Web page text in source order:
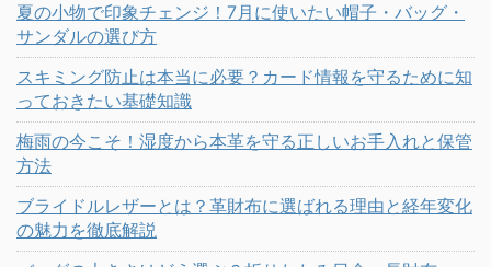
夏の小物で印象チェンジ！7月に使いたい帽子・バッグ・
サンダルの選び方
スキミング防止は本当に必要？カード情報を守るために知
っておきたい基礎知識
梅雨の今こそ！湿度から本革を守る正しいお手入れと保管
方法
ブライドルレザーとは？革財布に選ばれる理由と経年変化
の魅力を徹底解説